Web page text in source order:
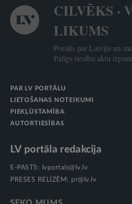
CILVĒKS ·
LIKUMS
Portāls par Latviju un
Palīgs tiesību aktu
PAR LV PORTĀLU
LIETOŠANAS NOTEIKUMI
PIEKĻŪSTAMĪBA
AUTORTIESĪBAS
LV portāla redakcija
E-PASTS:
lvportals@lv.lv
PRESES RELĪZĒM: pr@lv.lv